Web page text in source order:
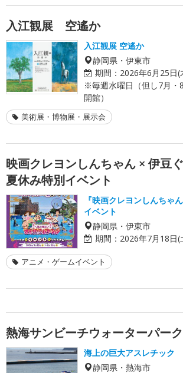
入江観展 空遙か
入江観展 空遙か
静岡県・伊東市
期間： 2026年6月25日
※毎週水曜日（但し7月・
開館）
美術展・博物展・展示会
映画クレヨンしんちゃん × 伊豆
夏休み特別イベント
『映画クレヨンしんちゃ
イベント
静岡県・伊東市
期間： 2026年7月18日
アニメ・ゲームイベント
熱海サンビーチウォーターパーク
海上の巨大アスレチック
静岡県・熱海市